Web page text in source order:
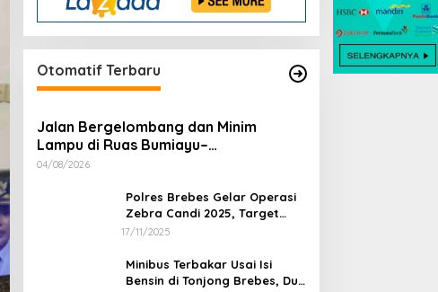
Otomatif Terbaru
Jalan Bergelombang dan Minim
Lampu di Ruas Bumiayu–
Bantarkawung Telan Korban, Innova
04/08/2026
Polres Brebes Gelar Operasi
Zebra Candi 2025, Target
Turunkan Kecelakaan dan
17/11/2025
Minibus Terbakar Usai Isi
Bensin di Tonjong Brebes, Dua